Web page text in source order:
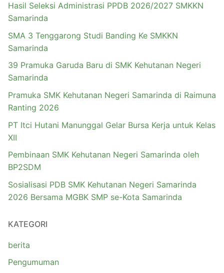
Hasil Seleksi Administrasi PPDB 2026/2027 SMKKN
Samarinda
SMA 3 Tenggarong Studi Banding Ke SMKKN
Samarinda
39 Pramuka Garuda Baru di SMK Kehutanan Negeri
Samarinda
Pramuka SMK Kehutanan Negeri Samarinda di Raimuna
Ranting 2026
PT Itci Hutani Manunggal Gelar Bursa Kerja untuk Kelas
XII
Pembinaan SMK Kehutanan Negeri Samarinda oleh
BP2SDM
Sosialisasi PDB SMK Kehutanan Negeri Samarinda
2026 Bersama MGBK SMP se-Kota Samarinda
KATEGORI
berita
Pengumuman